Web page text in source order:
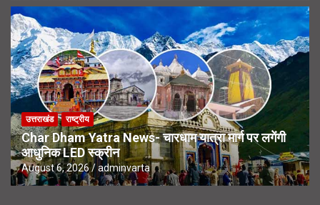
उत्तराखंड राष्ट्रीय
Char Dham Yatra News- चारधाम यात्रा मार्ग पर लगेंगी
आधुनिक LED स्क्रीन
August 6, 2026 adminvarta